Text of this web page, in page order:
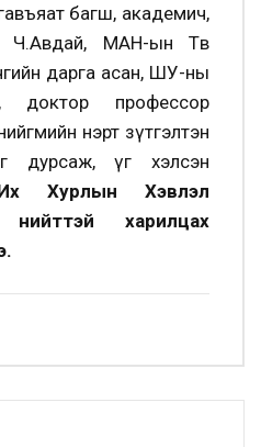
багш, академич,
Ч.Авдай, МАН-ын Төв
дарга асан, ШУ-ны
доктор профессор
нэрт зүтгэлтэн
дурсаж, үг хэлсэн
Хурлын Хэвлэл
харилцах